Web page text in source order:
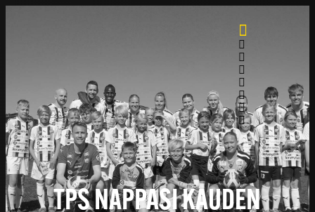
TPS NAPPASI KAUDEN